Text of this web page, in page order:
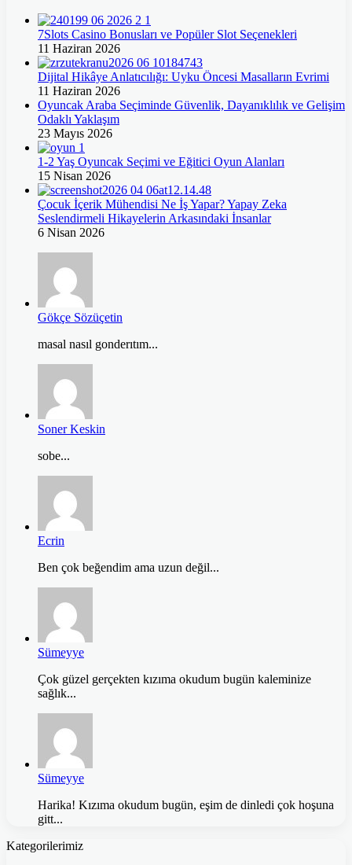
7Slots Casino Bonusları ve Popüler Slot Seçenekleri
11 Haziran 2026
Dijital Hikâye Anlatıcılığı: Uyku Öncesi Masalların Evrimi
11 Haziran 2026
Oyuncak Araba Seçiminde Güvenlik, Dayanıklılık ve Gelişim
Odaklı Yaklaşım
23 Mayıs 2026
1-2 Yaş Oyuncak Seçimi ve Eğitici Oyun Alanları
15 Nisan 2026
Çocuk İçerik Mühendisi Ne İş Yapar? Yapay Zeka
Seslendirmeli Hikayelerin Arkasındaki İnsanlar
6 Nisan 2026
Gökçe Sözüçetin
masal nasıl gonderıtım...
Soner Keskin
sobe...
Ecrin
Ben çok beğendim ama uzun değil...
Sümeyye
Çok güzel gerçekten kızıma okudum bugün kaleminize
sağlık...
Sümeyye
Harika! Kızıma okudum bugün, eşim de dinledi çok hoşuna
gitt...
Kategorilerimiz